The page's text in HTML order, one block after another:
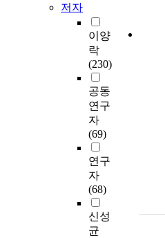
저자
이양
락
(230)
공동
연구
자
(69)
연구
자
(68)
신성
균